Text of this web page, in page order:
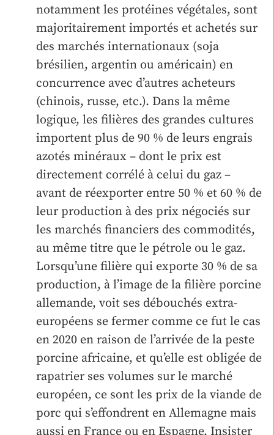
notamment les protéines végétales, sont
majoritairement importés et achetés sur
des marchés internationaux (soja
brésilien, argentin ou américain) en
concurrence avec d’autres acheteurs
(chinois, russe, etc.). Dans la même
logique, les filières des grandes cultures
importent plus de 90 % de leurs engrais
azotés minéraux – dont le prix est
directement corrélé à celui du gaz –
avant de réexporter entre 50 % et 60 % de
leur production à des prix négociés sur
les marchés financiers des commodités,
au même titre que le pétrole ou le gaz.
Lorsqu’une filière qui exporte 30 % de sa
production, à l’image de la filière porcine
allemande, voit ses débouchés extra-
européens se fermer comme ce fut le cas
en 2020 en raison de l’arrivée de la peste
porcine africaine, et qu’elle est obligée de
rapatrier ses volumes sur le marché
européen, ce sont les prix de la viande de
porc qui s’effondrent en Allemagne mais
aussi en France ou en Espagne. Insister